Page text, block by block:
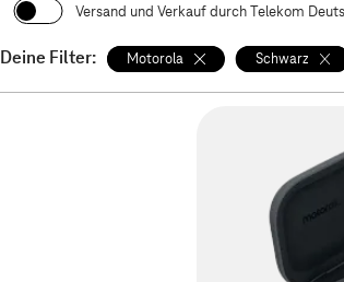
Versand und Verkauf durch Telekom
Deine Filter: Motorola Schwarz